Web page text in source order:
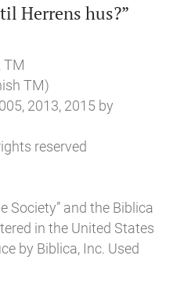
Herrens hus?”
TM
TM)
2013, 2015 by
reserved
Society” and the Biblica
in the United States
by Biblica, Inc. Used